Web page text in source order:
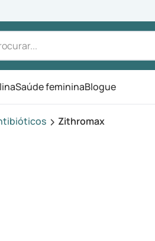
Saúde femininaBlogue
Zithromax